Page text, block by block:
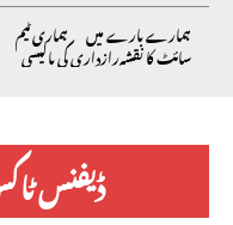
ہمارے بارے میں ہماری ٹیم
سائٹ کا نقشہرازداری کی پالیسی
ڈیفنس